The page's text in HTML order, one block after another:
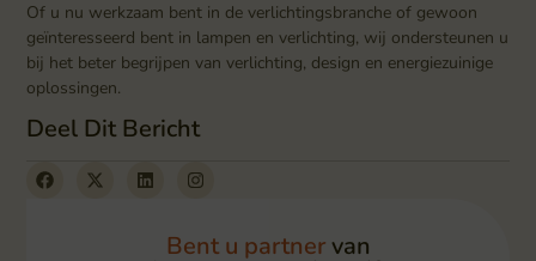
Of u nu werkzaam bent in de verlichtingsbranche of gewoon
geïnteresseerd bent in lampen en verlichting, wij ondersteunen u
bij het beter begrijpen van verlichting, design en energiezuinige
oplossingen.
Bent u partnervan
Deel Dit Bericht